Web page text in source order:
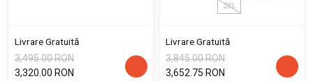
Livrare Gratuită
3,495.00 RON
3,320.00 RON
2XL
Livrare Gratuită
3,845.00 RON
3,652.75 RON